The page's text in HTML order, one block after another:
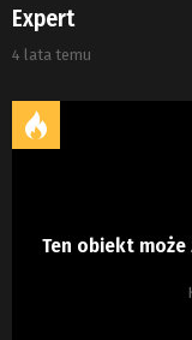
Expert
4 lata temu
Ten obiekt